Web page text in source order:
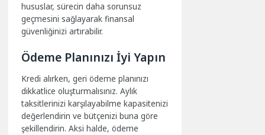
hususlar, sürecin daha sorunsuz
geçmesini sağlayarak finansal
güvenliğinizi artırabilir.
Ödeme Planınızı İyi Yapın
Kredi alırken, geri ödeme planınızı
dikkatlice oluşturmalısınız. Aylık
taksitlerinizi karşılayabilme kapasitenizi
değerlendirin ve bütçenizi buna göre
şekillendirin. Aksi halde, ödeme